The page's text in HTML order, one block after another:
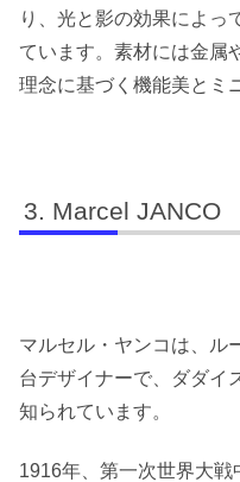
り、光と影の効果によっ
ています。素材には金属
理念に基づく機能美とミ
Marcel JANCO
マルセル・ヤンコは、ル
台デザイナーで、ダダイ
知られています。
1916年、第一次世界大